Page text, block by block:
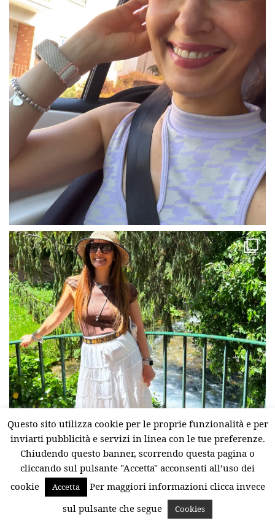
Questo sito utilizza cookie per le proprie funzionalità e per
inviarti pubblicità e servizi in linea con le tue preferenze.
Chiudendo questo banner, scorrendo questa pagina o
cliccando sul pulsante "Accetta" acconsenti all’uso dei
cookie
Accetta
Per maggiori informazioni clicca invece
sul pulsante che segue
Cookies